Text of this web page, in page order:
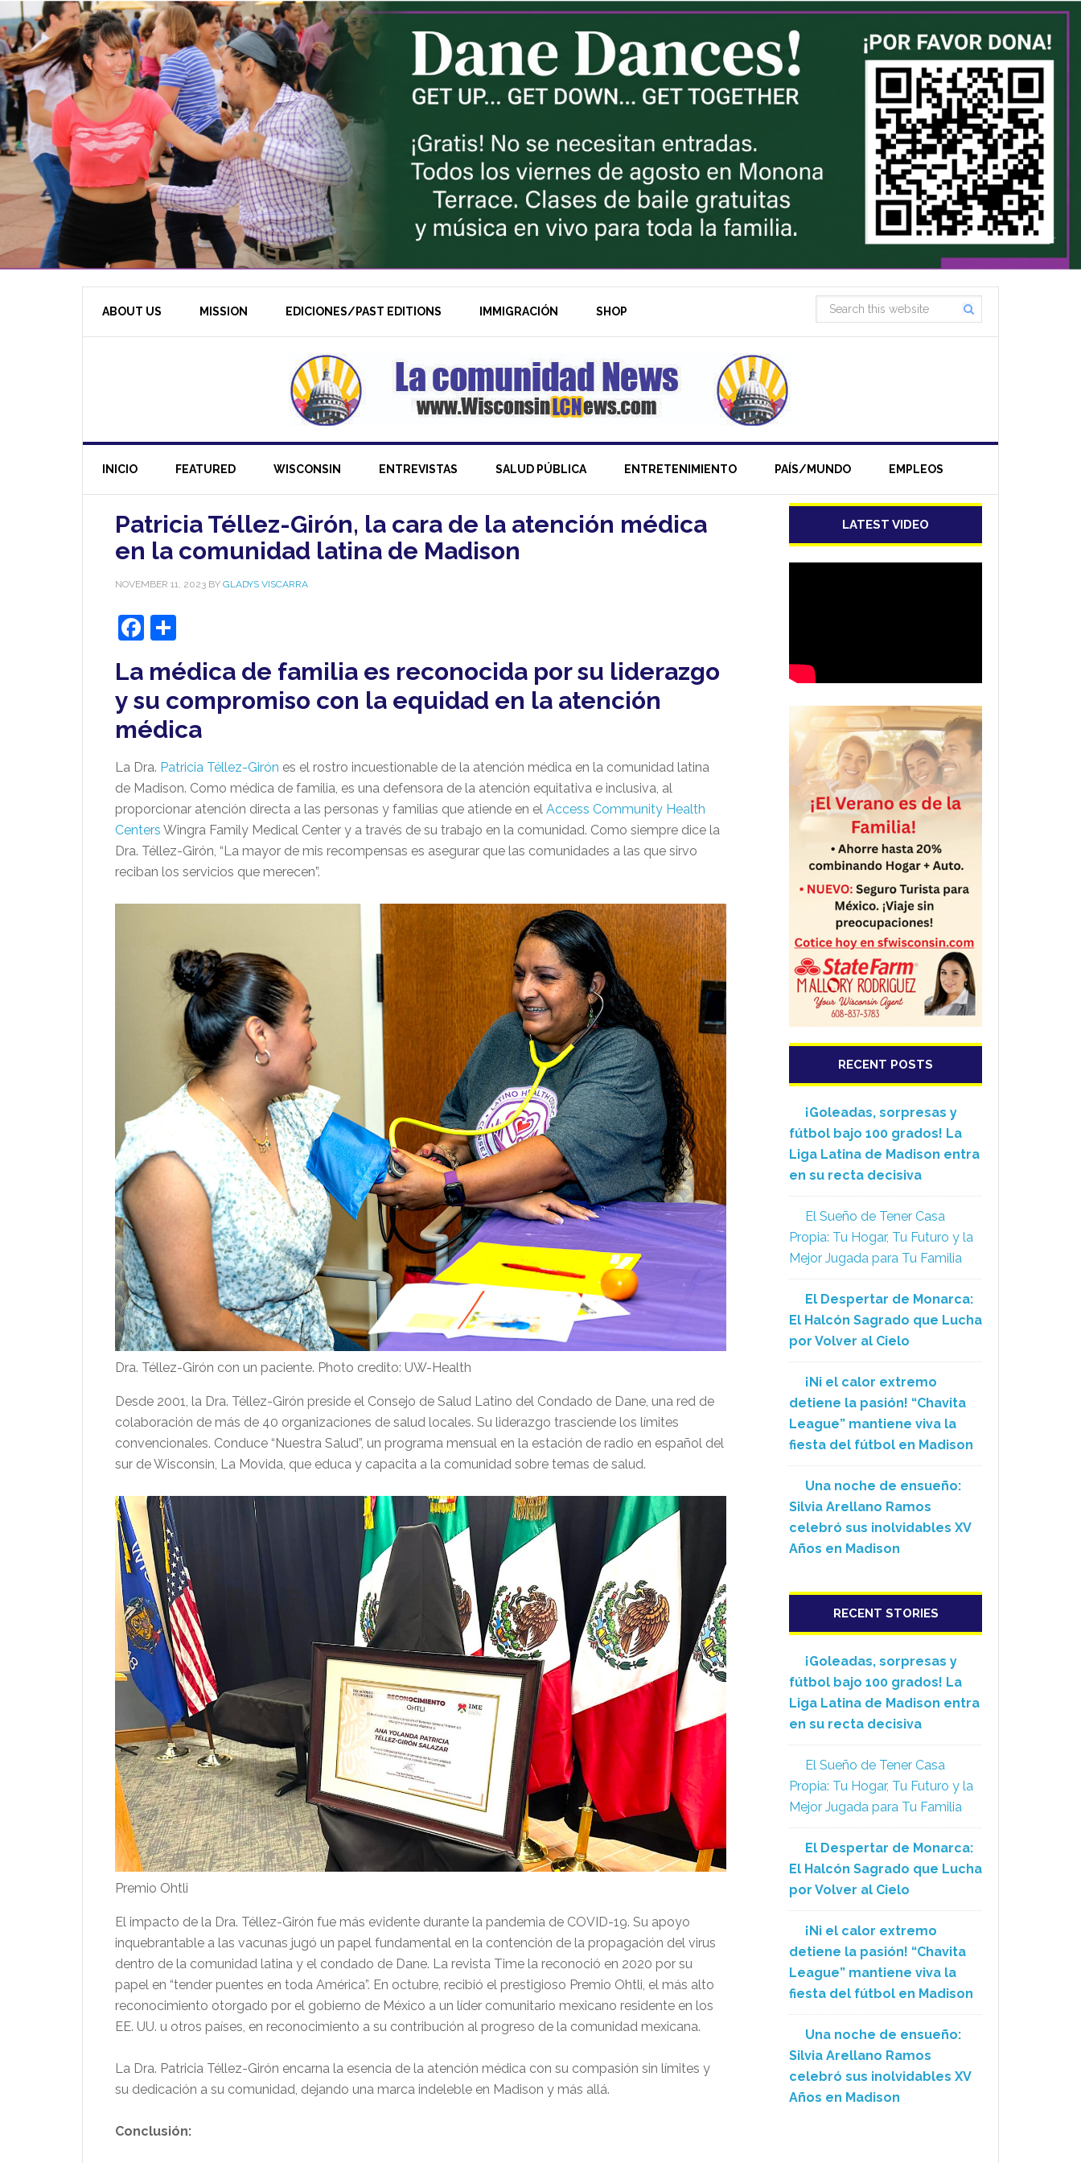
ABOUT US MISSION EDICIONES/PAST EDITIONS IMMIGRACIÓN SHOP
INICIO FEATURED WISCONSIN ENTREVISTAS SALUD PÚBLICA ENTRETENIMIENTO PAÍS/MUNDO EMPLEOS
Patricia Téllez-Girón, la cara de la atención médica
en la comunidad latina de Madison
NOVEMBER 11, 2023 BY GLADYS VISCARRA
Facebook
La médica de familia es reconocida por su liderazgo
y su compromiso con la equidad en la atención
médica
La Dra. Patricia Téllez-Girón es el rostro incuestionable de la atención médica en la comunidad latina
de Madison. Como médica de familia, es una defensora de la atención equitativa e inclusiva, al
proporcionar atención directa a las personas y familias que atiende en el Access Community Health
Centers Wingra Family Medical Center y a través de su trabajo en la comunidad. Como siempre dice la
Dra. Téllez-Girón, “La mayor de mis recompensas es asegurar que las comunidades a las que sirvo
reciban los servicios que merecen”.
Dra. Téllez-Girón con un paciente. Photo credito: UW-Health
Desde 2001, la Dra. Téllez-Girón preside el Consejo de Salud Latino del Condado de Dane, una red de
colaboración de más de 40 organizaciones de salud locales. Su liderazgo trasciende los límites
convencionales. Conduce “Nuestra Salud”, un programa mensual en la estación de radio en español del
sur de Wisconsin, La Movida, que educa y capacita a la comunidad sobre temas de salud.
Premio Ohtli
El impacto de la Dra. Téllez-Girón fue más evidente durante la pandemia de COVID-19. Su apoyo
inquebrantable a las vacunas jugó un papel fundamental en la contención de la propagación del virus
dentro de la comunidad latina y el condado de Dane. La revista Time la reconoció en 2020 por su
papel en “tender puentes en toda América”. En octubre, recibió el prestigioso Premio Ohtli, el más alto
reconocimiento otorgado por el gobierno de México a un líder comunitario mexicano residente en los
EE. UU. u otros países, en reconocimiento a su contribución al progreso de la comunidad mexicana.
La Dra. Patricia Téllez-Girón encarna la esencia de la atención médica con su compasión sin límites y
su dedicación a su comunidad, dejando una marca indeleble en Madison y más allá.
Conclusión:
LATEST VIDEO
RECENT POSTS
¡Goleadas, sorpresas y
fútbol bajo 100 grados! La
Liga Latina de Madison entra
en su recta decisiva
El Sueño de Tener Casa
Propia: Tu Hogar, Tu Futuro y la
Mejor Jugada para Tu Familia
El Despertar de Monarca:
El Halcón Sagrado que Lucha
por Volver al Cielo
¡Ni el calor extremo
detiene la pasión! “Chavita
League” mantiene viva la
fiesta del fútbol en Madison
Una noche de ensueño:
Silvia Arellano Ramos
celebró sus inolvidables XV
Años en Madison
RECENT STORIES
¡Goleadas, sorpresas y
fútbol bajo 100 grados! La
Liga Latina de Madison entra
en su recta decisiva
El Sueño de Tener Casa
Propia: Tu Hogar, Tu Futuro y la
Mejor Jugada para Tu Familia
El Despertar de Monarca:
El Halcón Sagrado que Lucha
por Volver al Cielo
¡Ni el calor extremo
detiene la pasión! “Chavita
League” mantiene viva la
fiesta del fútbol en Madison
Una noche de ensueño:
Silvia Arellano Ramos
celebró sus inolvidables XV
Años en Madison